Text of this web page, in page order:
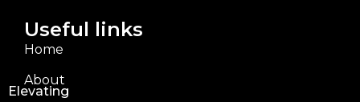
Elevating
Useful links
Home
About